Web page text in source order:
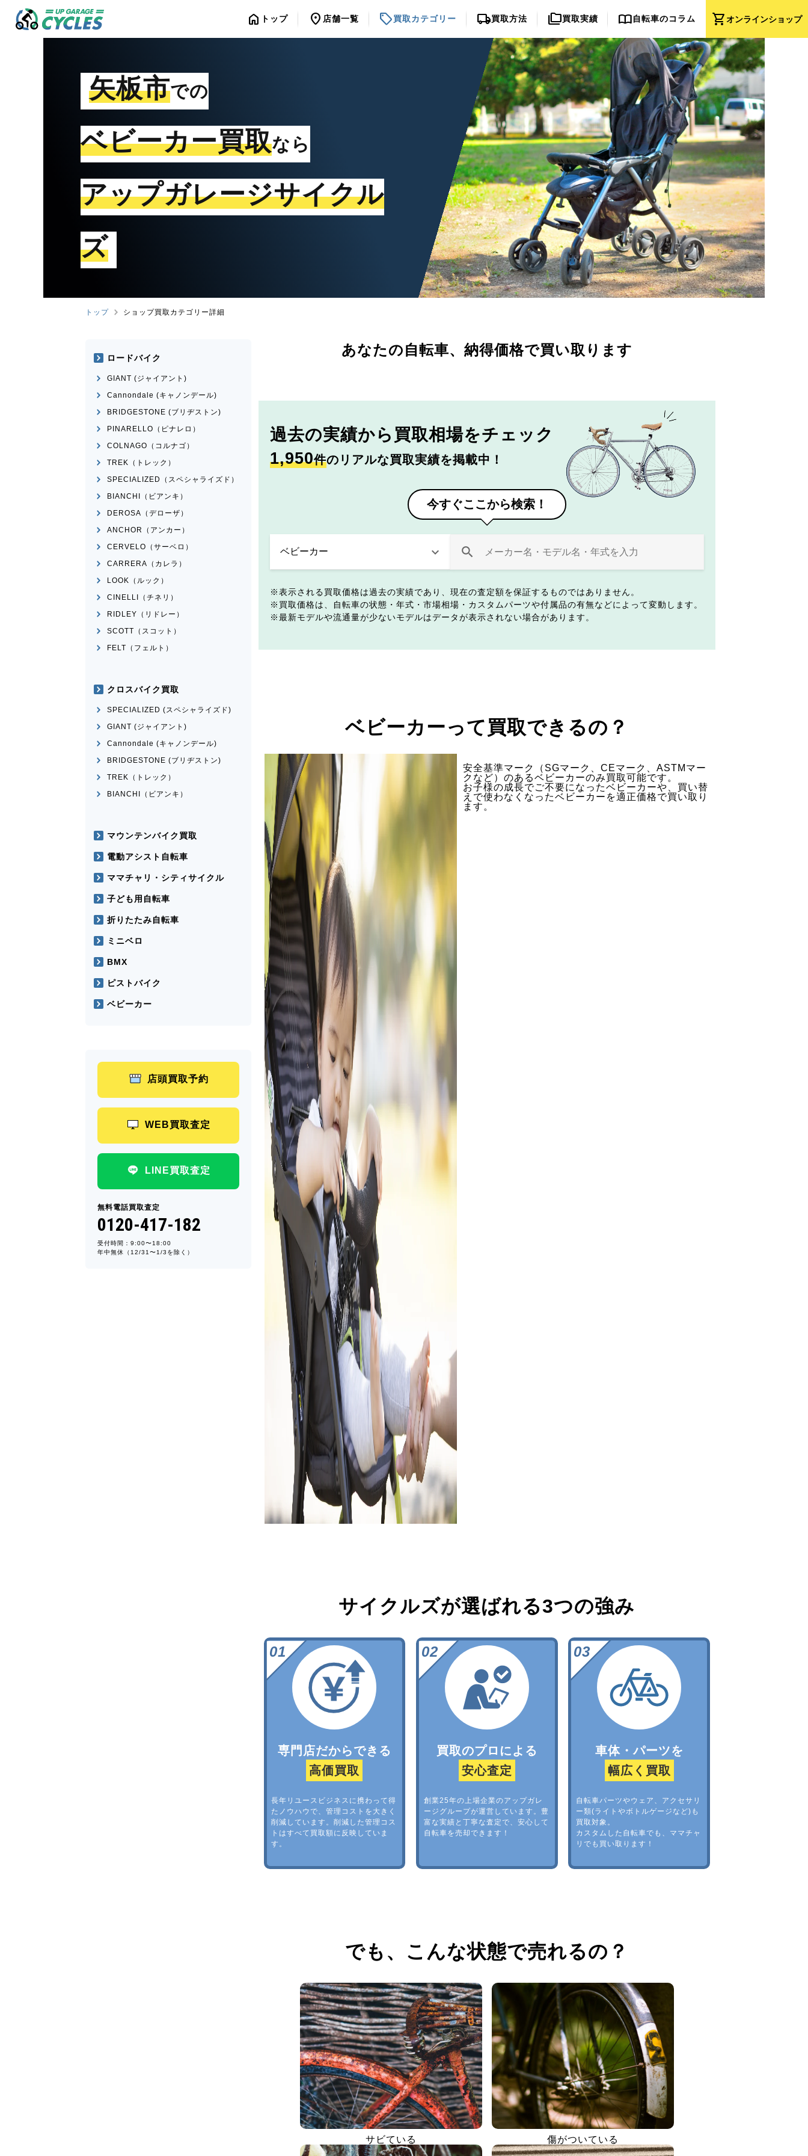
shopping_cartオンラインショップ
home トップ location_on 店舗一覧 sell買取カテゴリー local_shipping買取方法 folder_copy買取実績 import_contacts自転車のコラム
矢板市での
ベビーカー買取なら
アップガレージサイクル
ズ
トップ ショップ買取カテゴリー詳細
あなたの自転車、 納得価格で買い取ります
過去の実績から 買取相場をチェック
1,950件のリアルな買取実績を掲載中！
今すぐここから検索！
表示される買取価格は過去の実績であり、現在の査定額を保証するものではありません。
買取価格は、自転車の状態・年式・市場相場・カスタムパーツや付属品の有無などによって変動します。
最新モデルや流通量が少ないモデルはデータが表示されない場合があります。
ベビーカーって買取できるの？
安全基準マーク（SGマーク、CEマーク、ASTMマー
クなど）のあるベビーカーのみ買取可能です。
お子様の成長でご不要になったベビーカーや、買い替
えで使わなくなったベビーカーを適正価格で買い取り
ます。
サイクルズが選ばれる3つの強み
専門店だからできる
高価買取
長年リユースビジネスに携わって得
たノウハウで、管理コストを大きく
削減しています。削減した管理コス
トはすべて買取額に反映していま
す。
買取のプロによる
安心査定
創業25年の上場企業のアップガレ
ージグループが運営しています。豊
富な実績と丁寧な査定で、安心して
自転車を売却できます！
車体・パーツを
幅広く買取
自転車パーツやウェア、アクセサリ
ー類(ライトやボトルゲージなど)も
買取対象。
カスタムした自転車でも、ママチャ
リでも買い取ります！
でも、 こんな状態で売れるの？
サビている 傷がついている
ロードバイク
GIANT (ジャイアント)
Cannondale (キャノンデール)
BRIDGESTONE (ブリヂストン)
PINARELLO（ピナレロ）
COLNAGO（コルナゴ）
TREK（トレック）
SPECIALIZED（スペシャライズド）
BIANCHI（ビアンキ）
DEROSA（デローザ）
ANCHOR（アンカー）
CERVELO（サーベロ）
CARRERA（カレラ）
LOOK（ルック）
CINELLI（チネリ）
RIDLEY（リドレー）
SCOTT（スコット）
FELT（フェルト）
クロスバイク買取
SPECIALIZED (スペシャライズド)
GIANT (ジャイアント)
Cannondale (キャノンデール)
BRIDGESTONE (ブリヂストン)
TREK（トレック）
BIANCHI（ビアンキ）
マウンテンバイク買取
電動アシスト自転車
ママチャリ・シティサイクル
子ども用自転車
折りたたみ自転車
ミニベロ
BMX
ピストバイク
ベビーカー
店頭買取予約
WEB買取査定
LINE買取査定
無料電話買取査定
0120-417-182
受付時間：9:00〜18:00
年中無休（12/31〜1/3を除く）